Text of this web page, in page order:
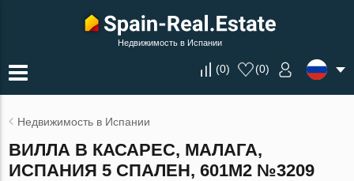
Недвижимость в Испании
(0) (0)
Недвижимость в Испании
ВИЛЛА В КАСАРЕС, МАЛАГА,
ИСПАНИЯ 5 СПАЛЕН, 601М2 №3209